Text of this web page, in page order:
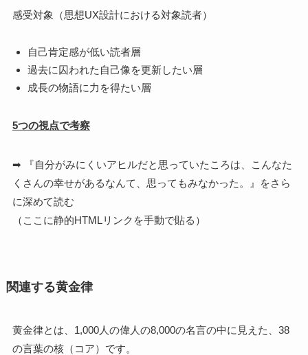
感受対象（思想UX設計における対象読者）
自己肯定感が低い読者層
過去に囚われた自己像を更新したい層
成長の物語に力を得たい層
5つの視点で考察
➡ 『自分がみにくいアヒルだと思っていたころは、こんなた
くさんの幸せがあるなんて、思ってもみなかった。』をさら
に深めて読む
（ここに静的HTMLリンクを手動で貼る）
関連する黄金律
黄金律とは、1,000人の偉人の8,000の名言の中に見えた、38
の言葉の核（コア）です。